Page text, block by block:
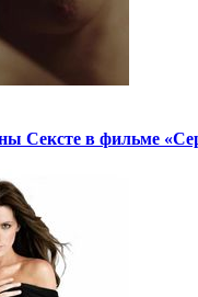
Сексте в фильме